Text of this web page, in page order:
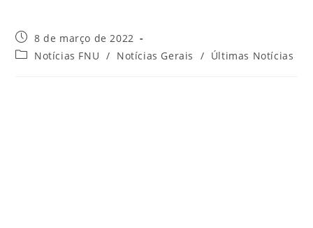
8 de março de 2022
Notícias FNU / Notícias Gerais / Últimas Notícias